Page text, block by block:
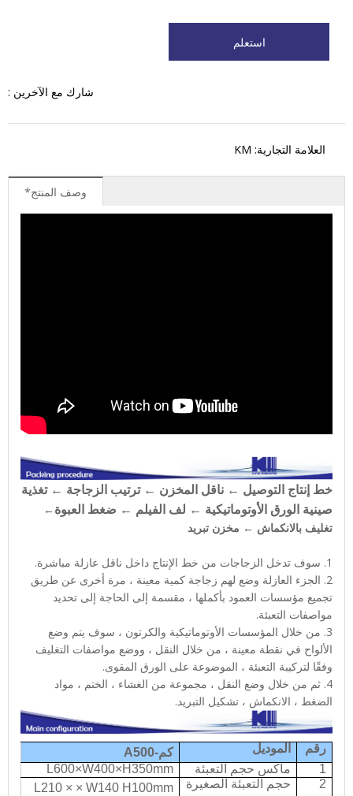
شارك مع الآخرين :
العلامة التجارية: KM
وصف المنتج*
خط إنتاج التوصيل ← ناقل المخزن ← ترتيب الزجاجة ← تغذية
صينية الورق الأوتوماتيكية ← لف الفيلم ← ضغط العبوة ←
تغليف بالانكماش ← مخزن تبريد
1. سوف تدخل الزجاجات من خط الإنتاج داخل ناقل عازلة مباشرة.
2. الجزء العازلة وضع لهم زجاجة كمية معينة ، مرة أخرى عن طريق
تجميع مؤسسات العمود بأكملها ، مقسمة إلى الحاجة إلى تحديد
مواصفات التعبئة.
3. من خلال المؤسسات الأوتوماتيكية والكرتون ، سوف يتم وضع
الألواح في نقطة معينة ، من خلال النقل ، ووضع مواصفات التغليف
وفقًا لتركيبة التعبئة ، الموضوعة على الورق المقوى.
4. ثم من خلال وضع النقل ، مجموعة من الغشاء ، الختم ، مواد
الضغط ، الانكماش ، تشكيل التبريد.
رقم الموديل
كم-A500
1
ماكس حجم التعبئة L600×W400×H350mm
2
حجم التعبئة الصغيرة
L210 × × W140 H100mm